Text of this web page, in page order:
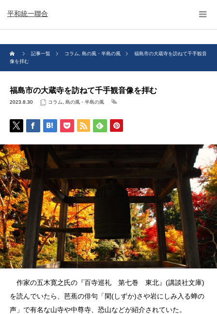
平和統一聯合
記事一覧 コラム 島の風・半島の風
福島市の大蔵寺を訪ねて千手観音
像を拝む
福島市の大蔵寺を訪ねて千手観音像を拝む
2023.8.30 コラム 島の風・半島の風
作家の五木寛之氏の『百寺巡礼 第七巻 東北』(講談社文庫)
を読んでいたら、芭蕉の俳句「閑(しずか)さや岩にしみ入る蝉の
声」で有名な山寺や中尊寺、恐山などが紹介されていた。